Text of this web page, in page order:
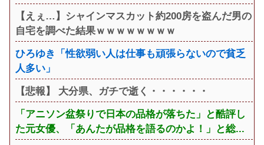
【えぇ…】シャインマスカット約200房を盗んだ男の
自宅を調べた結果ｗｗｗｗｗｗｗｗ
ひろゆき「性欲弱い人は仕事も頑張らないので貧乏
人多い」
【悲報】 大分県、ガチで逝く・・・・・・
「アニソン盆祭りで日本の品格が落ちた」と酷評し
た元女優、「あんたが品格を語るのかよ！」と総...